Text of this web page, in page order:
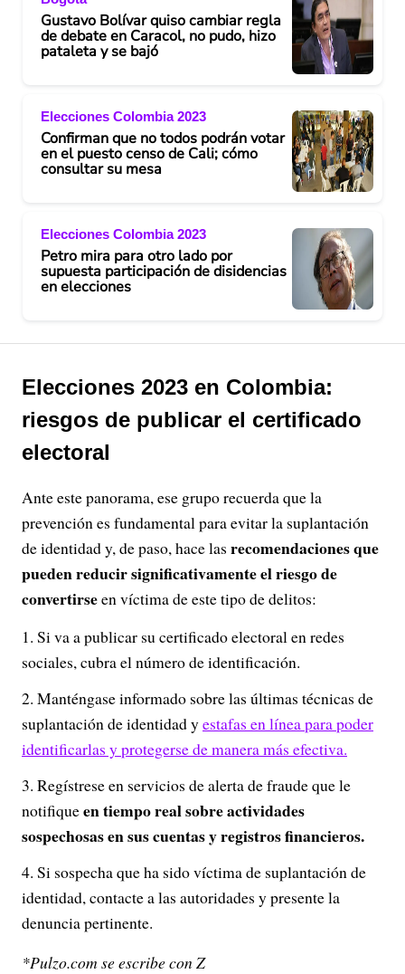
e
Gustavo Bolívar quiso cambiar regla
de debate en Caracol, no pudo, hizo
pataleta y se bajó
Elecciones Colombia 2023
Confirman que no todos podrán votar
en el puesto censo de Cali; cómo
consultar su mesa
Elecciones Colombia 2023
Petro mira para otro lado por
supuesta participación de disidencias
en elecciones
Elecciones 2023 en Colombia:
riesgos de publicar el certificado
electoral
Ante este panorama, ese grupo recuerda que la
prevención es fundamental para evitar la suplantación
de identidad y, de paso, hace las recomendaciones que
pueden reducir significativamente el riesgo de
convertirseen víctima de este tipo de delitos:
Si va a publicar su certificado electoral en redes
sociales, cubra el número de identificación.
Manténgase informado sobre las últimas técnicas de
suplantación de identidad yestafas en línea para poder
identificarlas y protegerse de manera más efectiva.
Regístrese en servicios de alerta de fraude que le
notifiqueen tiempo real sobre actividades
sospechosas en sus cuentas y registros financieros.
Si sospecha que ha sido víctima de suplantación de
identidad, contacte a las autoridades y presente la
denuncia pertinente.
*Pulzo.com se escribe con Z